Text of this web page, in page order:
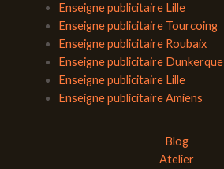
Enseigne publicitaire Lille
Enseigne publicitaire Tourcoing
Enseigne publicitaire Roubaix
Enseigne publicitaire Dunkerque
Enseigne publicitaire Lille
Enseigne publicitaire Amiens
Blog
Atelier